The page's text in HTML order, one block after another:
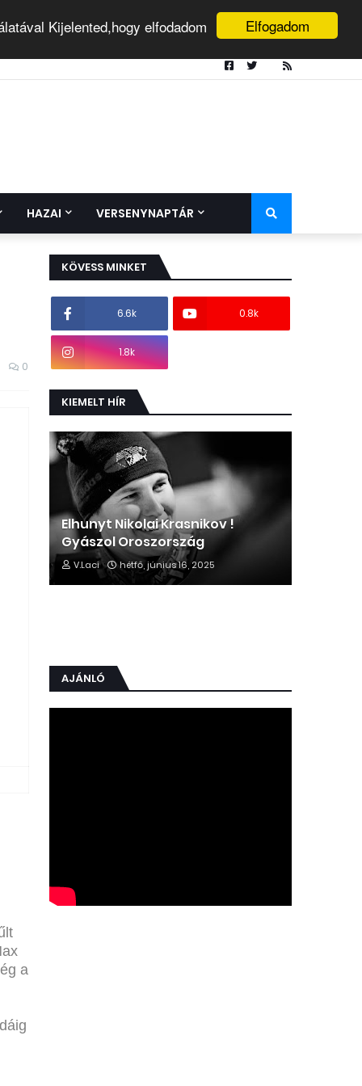
Elfogadom
Kijelented,hogy elfodadom
HAZAI VERSENYNAPTÁR
0
a
KÖVESS MINKET
6.6k 0.8k
1.8k
KIEMELT HÍR
Elhunyt Nikolai Krasnikov !
Gyászol Oroszország
V.Laci hétfő, június 16, 2025
AJÁNLÓ